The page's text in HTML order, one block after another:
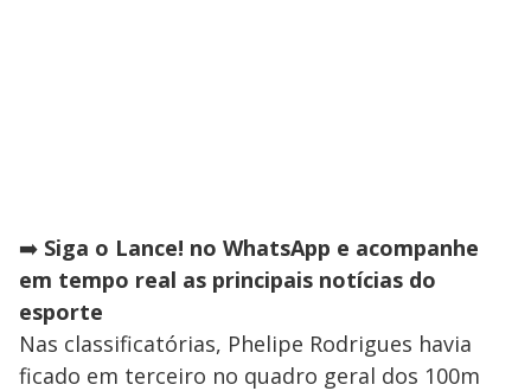
➡️ Siga o Lance! no WhatsApp e acompanhe
em tempo real as principais notícias do
esporte
Nas classificatórias, Phelipe Rodrigues havia
ficado em terceiro no quadro geral dos 100m